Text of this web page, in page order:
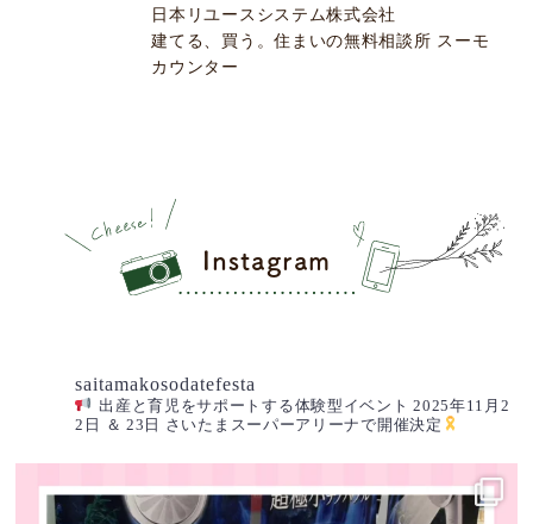
日本リユースシステム株式会社
建てる、買う。住まいの無料相談所 スーモ
カウンター
Instagram
saitamakosodatefesta
出産と育児をサポートする体験型イベント 2025年11月2
2日 ＆ 23日 さいたまスーパーアリーナで開催決定